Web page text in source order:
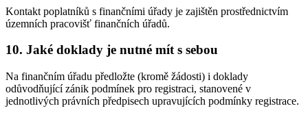
Kontakt poplatníků s finančními úřady je zajištěn prostřednictvím
územních pracovišť finančních úřadů.
10. Jaké doklady je nutné mít s sebou
Na finančním úřadu předložte (kromě žádosti) i doklady
odůvodňující zánik podmínek pro registraci, stanovené v
jednotlivých právních předpisech upravujících podmínky registrace.